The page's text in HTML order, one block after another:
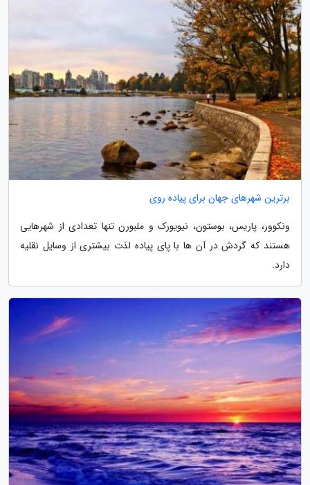
برترین شهرهای جهان برای پیاده روی
ونکوور، پاریس، بوستون، نیویورک و ملبورن تنها تعدادی از شهرهایی
هستند که گردش در آن ها با پای پیاده لذت بیشتری از وسایل نقلیه
دارد.